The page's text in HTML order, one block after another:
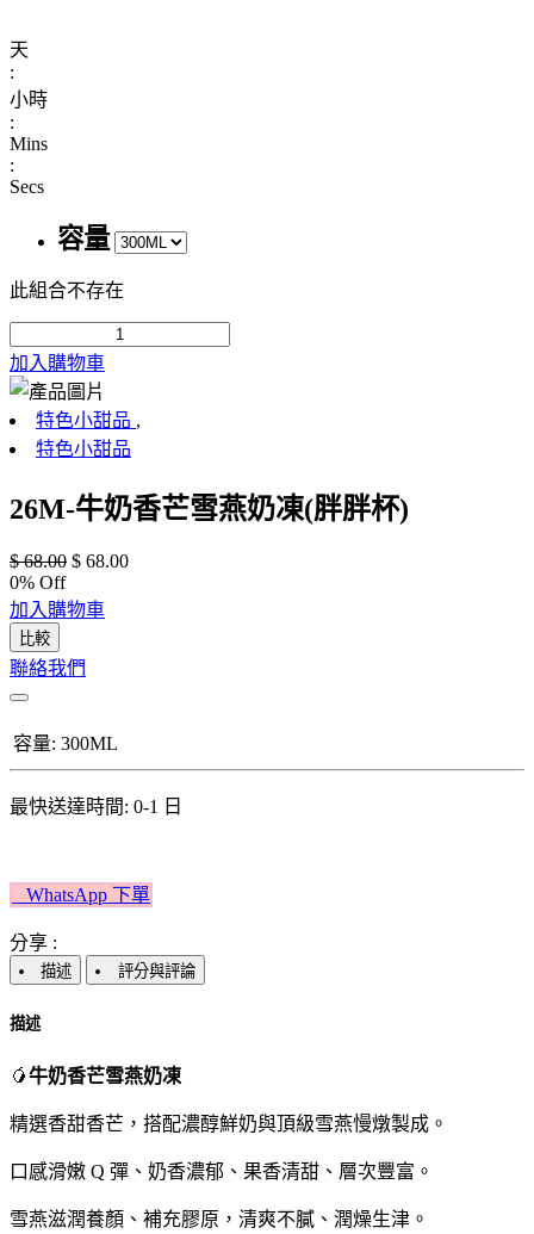
天
:
小時
:
Mins
:
Secs
容量
此組合不存在
加入購物車
特色小甜品 ,
特色小甜品
26M-牛奶香芒雪燕奶凍(胖胖杯)
$68.00 $ 68.00
0% Off
加入購物車
比較
聯絡我們
容量: 300ML
最快送達時間: 0-1 日
W​​hatsApp 下單​​​​​​
分享 :
描述 評分與評論
描述
🥭牛奶香芒雪燕奶凍
精選香甜香芒，搭配濃醇鮮奶與頂級雪燕慢燉製成。
口感滑嫩 Q 彈、奶香濃郁、果香清甜、層次豐富。
雪燕滋潤養顏、補充膠原，清爽不膩、潤燥生津。